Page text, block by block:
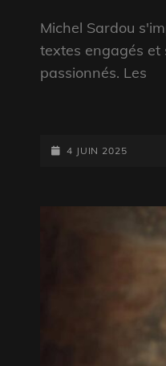
Michel Sardou
textes engagés et
passionnés. Les
POSTED-
4 JUIN 2025